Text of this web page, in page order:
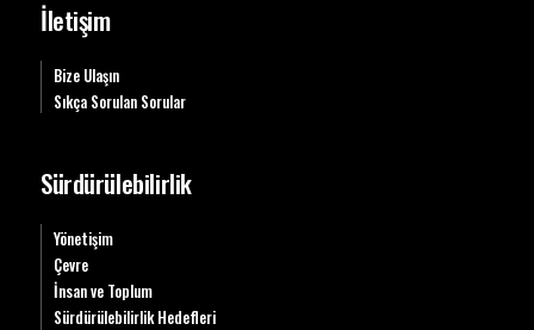
İletişim
Bize Ulaşın
Sıkça Sorulan Sorular
Sürdürülebilirlik
Yönetişim
Çevre
İnsan ve Toplum
Sürdürülebilirlik Hedefleri